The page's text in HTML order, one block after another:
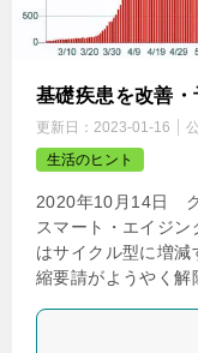
基礎疾患を改善
更新日： 2023-01-16
生活のヒント
2020年10月14日
スマート・エイジ
はサイクル型に増
縮要請がようやく